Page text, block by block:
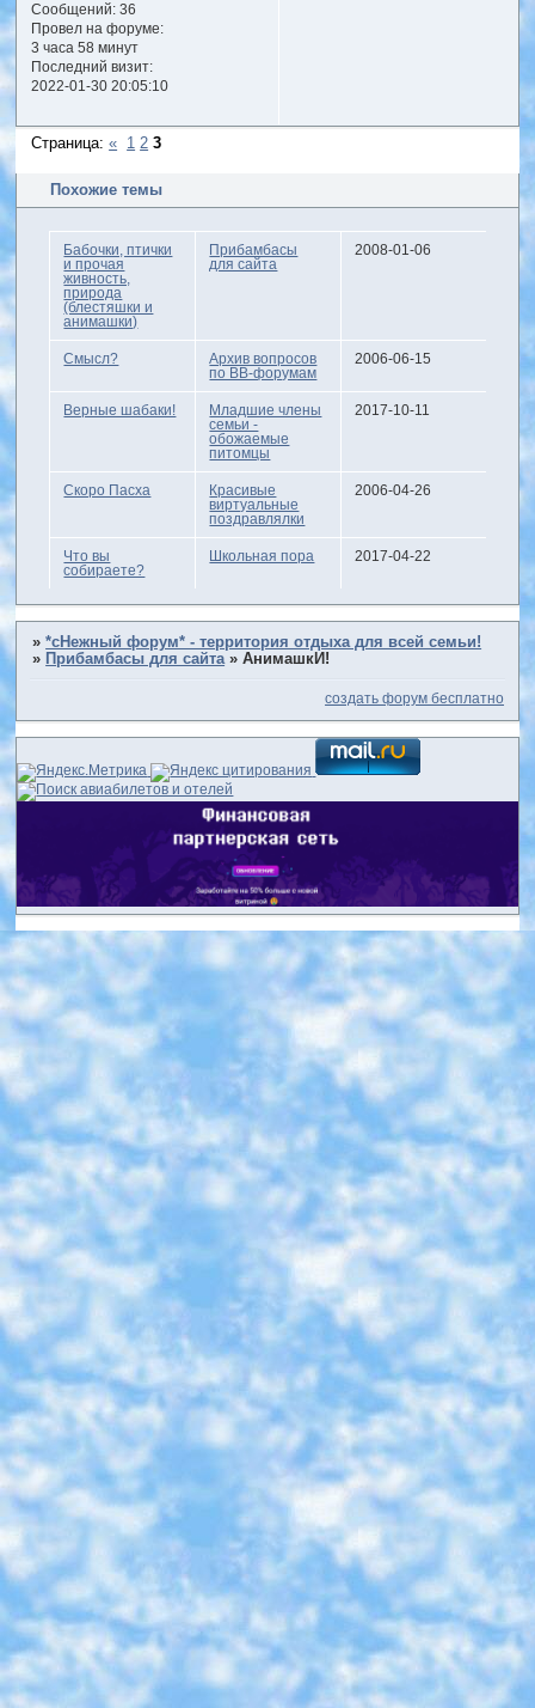
Сообщений:36
Провел на форуме:
3 часа 58 минут
Последний визит:
2022-01-30 20:05:10
Страница:« 1 2 3
Похожие темы
Бабочки, птички
и прочая
живность,
природа
(блестяшки и
анимашки)
Прибамбасы
для сайта
2008-01-06
Смысл?
Архив вопросов
по BB-форумам
2006-06-15
Верные шабаки!
Младшие члены
семьи -
обожаемые
питомцы
2017-10-11
Скоро Пасха
Красивые
виртуальные
поздравлялки
2006-04-26
Что вы
собираете?
Школьная пора 2017-04-22
»*сНежный форум* - территория отдыха для всей семьи!
» Прибамбасы для сайта »АнимашкИ!
создать форум бесплатно